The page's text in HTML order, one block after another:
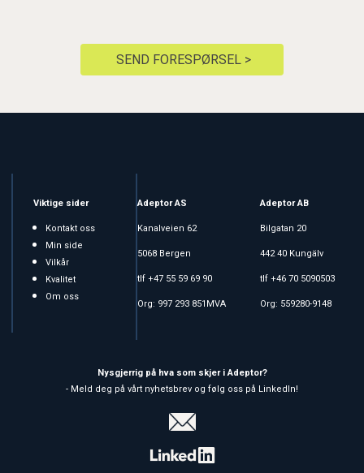
SEND FORESPØRSEL >
Viktige sider
Kontakt oss
Min side
Vilkår
Kvalitet
Om oss
Adeptor AS
Kanalveien 62
5068 Bergen
tlf +47 55 59 69 90
Org: 997 293 851MVA
Adeptor AB
Bilgatan 20
442 40 Kungälv
tlf +46 70 5090503
Org: 559280-9148
Nysgjerrig på hva som skjer i Adeptor?
- Meld deg på vårt nyhetsbrev og følg oss på LinkedIn!